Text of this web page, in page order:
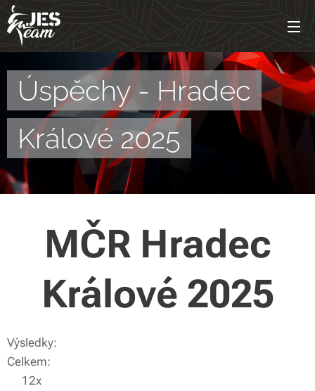
Úspěchy - Hradec
Králové 2025
MČR Hradec
Králové 2025
Výsledky:
Celkem:
🥇12x